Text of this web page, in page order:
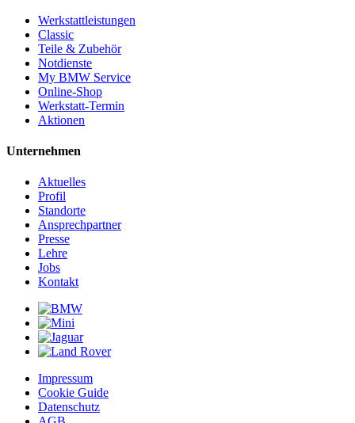
Werkstattleistungen
Classic
Teile & Zubehör
Notdienste
My BMW Service
Online-Shop
Werkstatt-Termin
Aktionen
Unternehmen
Aktuelles
Profil
Standorte
Ansprechpartner
Presse
Lehre
Jobs
Kontakt
Impressum
Cookie Guide
Datenschutz